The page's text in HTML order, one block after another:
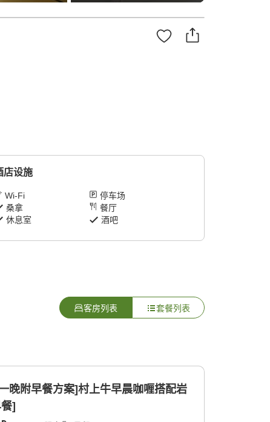
店设施
Wi-Fi
停车场
桑拿
餐厅
休息室
酒吧
客房列表 套餐列表
晚附早餐方案]村上牛早晨咖喱搭配岩
]